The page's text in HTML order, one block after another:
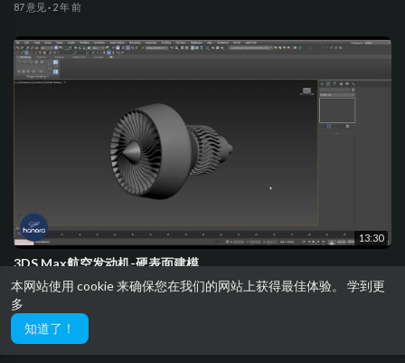
本网站使用 cookie 来确保您在我们的网站上获得最佳体验。 学到更
多
知道了！
87 意见· 2 年 前
13:30
3DS Max航空发动机-硬表面建模
alwood127
35 意见